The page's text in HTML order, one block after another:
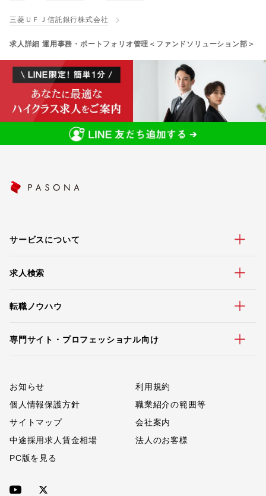
三菱ＵＦＪ信託銀行株式会社
求人詳細 運用事務・ポートフォリオ管理＜ファンドソリューション部＞
サービスについて
求人検索
転職ノウハウ
専門サイト・プロフェッショナル向け
お知らせ
利用規約
個人情報保護方針
職業紹介の範囲等
サイトマップ
会社案内
中途採用求人賃金相場
法人のお客様
PC版を見る